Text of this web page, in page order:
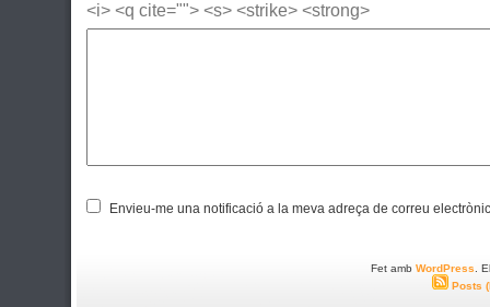
<i> <q cite=""> <s> <strike> <strong>
Envieu-me una notificació a la meva adreça de correu
Fet amb WordPress .
Posts